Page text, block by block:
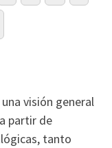
visión general
partir de
tanto